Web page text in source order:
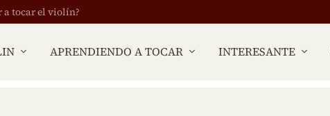
a tocar el violín?
APRENDIENDO A TOCAR INTERESANTE